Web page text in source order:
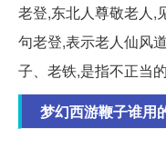
老登,东北人尊敬老人,
句老登,表示老人仙风
子、老铁,是指不正当
梦幻西游鞭子谁用